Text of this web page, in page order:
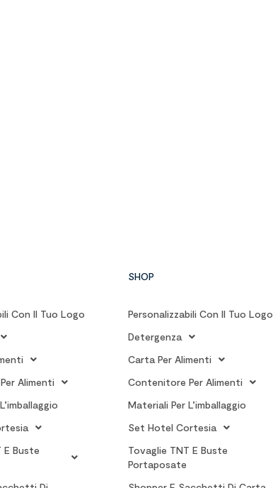
Con Il Tuo Logo
Alimenti
E Buste
SHOP
Personalizzabili Con Il Tuo Logo
Detergenza
Carta Per Alimenti
Contenitore Per Alimenti
Materiali Per L’imballaggio
Set Hotel Cortesia
Tovaglie TNT E Buste
Portaposate